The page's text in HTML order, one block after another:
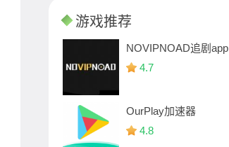
游戏推荐
NOVIPNOAD追剧app
4.7
OurPlay加速器
4.8